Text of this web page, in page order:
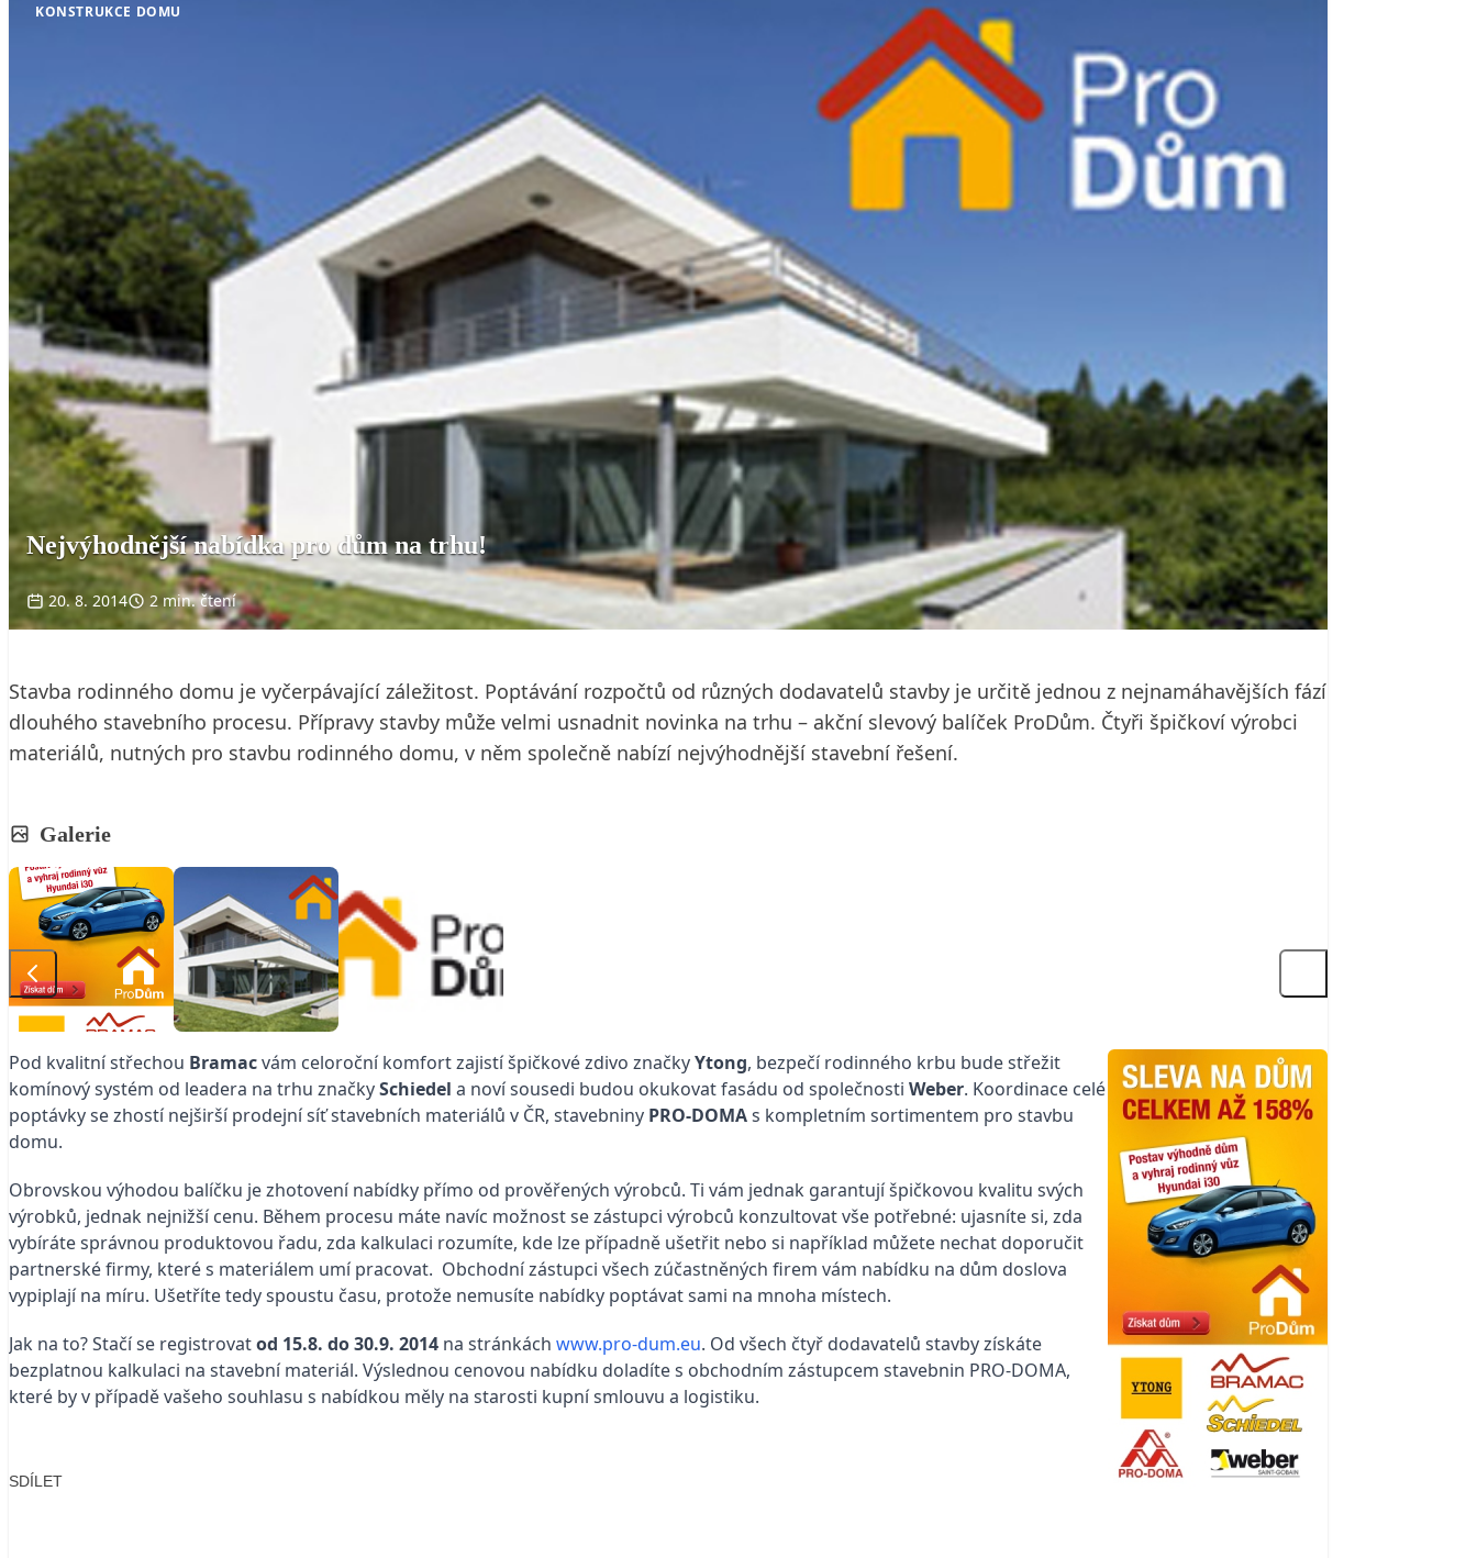
KONSTRUKCE DOMU
Nejvýhodnější nabídka pro dům na trhu!
20. 8. 2014 2 min. čtení
Stavba rodinného domu je vyčerpávající záležitost. Poptávání rozpočtů od různých dodavatelů stavby je určitě jednou z nejnamáhavějších fází
dlouhého stavebního procesu. Přípravy stavby může velmi usnadnit novinka na trhu – akční slevový balíček ProDům. Čtyři špičkoví výrobci
materiálů, nutných pro stavbu rodinného domu, v něm společně nabízí nejvýhodnější stavební řešení.
Galerie
Pod kvalitní střechou Bramacvám celoroční komfort zajistí špičkové zdivo značkyYtong, bezpečí rodinného krbu bude střežit
komínový systém od leadera na trhu značkySchiedel a noví sousedi budou okukovat fasádu od společnosti Weber. Koordinace celé
poptávky se zhostí nejširší prodejní síť stavebních materiálů v ČR, stavebniny PRO-DOMAs kompletním sortimentem pro stavbu
domu.
Obrovskou výhodou balíčku je zhotovení nabídky přímo od prověřených výrobců. Ti vám jednak garantují špičkovou kvalitu svých
výrobků, jednak nejnižší cenu. Během procesu máte navíc možnost se zástupci výrobců konzultovat vše potřebné: ujasníte si, zda
vybíráte správnou produktovou řadu, zda kalkulaci rozumíte, kde lze případně ušetřit nebo si například můžete nechat doporučit
partnerské firmy, které s materiálem umí pracovat. Obchodní zástupci všech zúčastněných firem vám nabídku na dům doslova
vypiplají na míru. Ušetříte tedy spoustu času, protože nemusíte nabídky poptávat sami na mnoha místech.
Jak na to? Stačí se registrovatod 15.8. do 30.9. 2014 na stránkách www.pro-dum.eu. Od všech čtyř dodavatelů stavby získáte
bezplatnou kalkulaci na stavební materiál. Výslednou cenovou nabídku doladíte s obchodním zástupcem stavebnin PRO-DOMA,
které by v případě vašeho souhlasu s nabídkou měly na starosti kupní smlouvu a logistiku.
SDÍLET